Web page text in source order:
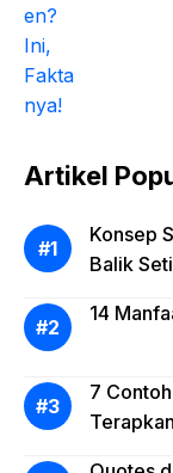
Artikel
Konsep
Balik
14
7